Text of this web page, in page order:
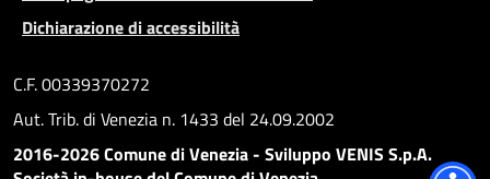
Dichiarazione di accessibilità
C.F. 00339370272
Aut. Trib. di Venezia n. 1433 del 24.09.2002
2016-2026 Comune di Venezia - Sviluppo VENIS S.p.A.